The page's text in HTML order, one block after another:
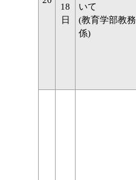
18
日
いて
(教育学部教務
係)